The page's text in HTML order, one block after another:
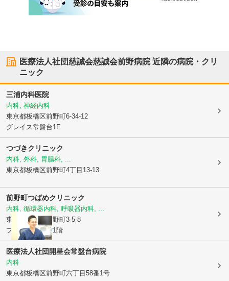
医療法人社団慈誠会慈誠会前野病院近隣の病院・クリ
ニック
三浦内科医院
内科, 神経内科
東京都板橋区前野町6-34-12
グレイス常盤台1F
つづきクリニック
内科, 外科, 胃腸科, ...
東京都板橋区前野町4丁目13-13
前野町つばめクリニック
内科, 循環器内科, 呼吸器内科, ...
東京都板橋区前野町3-5-8
プレジール志村1階
医療法人社団開星会常盤台病院
内科
東京都板橋区前野町六丁目58番1号